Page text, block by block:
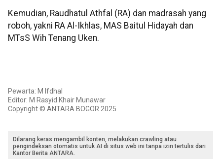
Kemudian, Raudhatul Athfal (RA) dan madrasah yang
roboh, yakni RA Al-Ikhlas, MAS Baitul Hidayah dan
MTsS Wih Tenang Uken.
Pewarta: M Ifdhal
Editor: M Rasyid Khair Munawar
Copyright © ANTARA BOGOR 2025
Dilarang keras mengambil konten, melakukan crawling atau
pengindeksan otomatis untuk AI di situs web ini tanpa izin tertulis dari
Kantor Berita ANTARA.